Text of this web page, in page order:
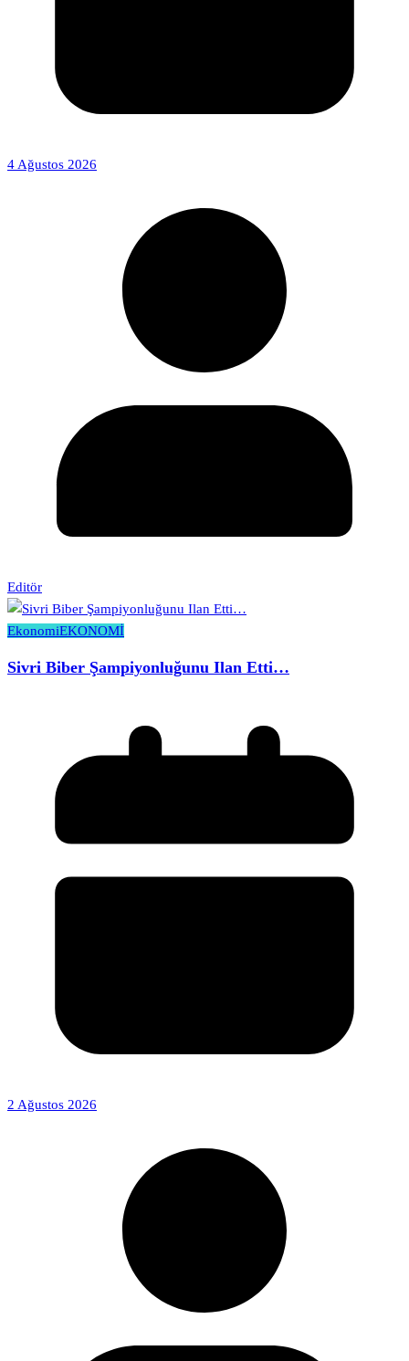
4 Ağustos 2026
Editör
EkonomiEKONOMİ
Sivri Biber Şampiyonluğunu Ilan Etti…
2 Ağustos 2026